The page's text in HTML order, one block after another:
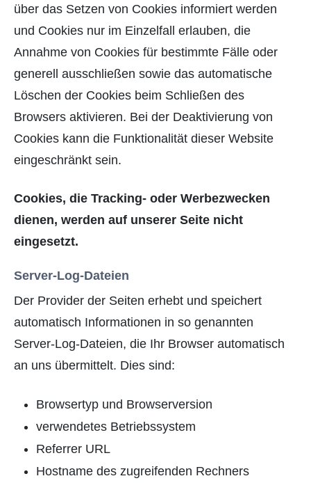
über das Setzen von Cookies informiert werden
und Cookies nur im Einzelfall erlauben, die
Annahme von Cookies für bestimmte Fälle oder
generell ausschließen sowie das automatische
Löschen der Cookies beim Schließen des
Browsers aktivieren. Bei der Deaktivierung von
Cookies kann die Funktionalität dieser Website
eingeschränkt sein.
Cookies, die Tracking- oder Werbezwecken
dienen, werden auf unserer Seite nicht
eingesetzt.
Server-Log-Dateien
Der Provider der Seiten erhebt und speichert
automatisch Informationen in so genannten
Server-Log-Dateien, die Ihr Browser automatisch
an uns übermittelt. Dies sind:
Browsertyp und Browserversion
verwendetes Betriebssystem
Referrer URL
Hostname des zugreifenden Rechners